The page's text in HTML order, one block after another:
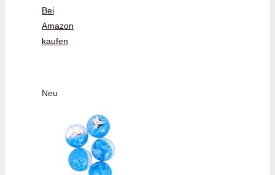
Bei
Amazon
kaufen
Neu